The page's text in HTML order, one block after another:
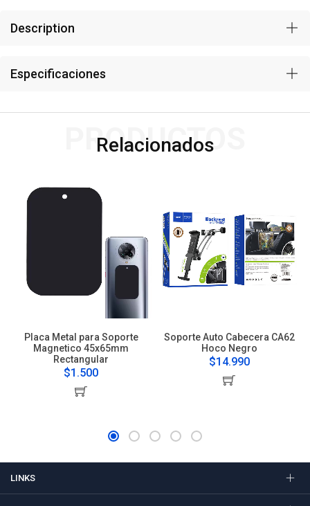
Description
Especificaciones
Relacionados
PRODUCTOS
Placa Metal para Soporte
Magnetico 45x65mm
Rectangular
$1.500
Soporte Auto Cabecera CA62
Hoco Negro
$14.990
LINKS